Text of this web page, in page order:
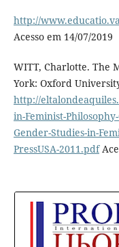
http://
Acesso em 14/07/2019
WITT, Charlotte. The
York: Oxford
http://
in-Feminist-
Gender-Studies-in-
PressUSA-2011.pdf